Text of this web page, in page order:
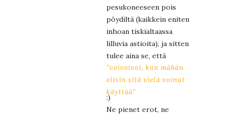
pesukoneeseen pois
pöydiltä (kaikkein eniten
inhoan tiskialtaassa
lilluvia astioita), ja sitten
tulee aina se, että
”voivoivoi, kun mähän
olisin sitä vielä voinut
käyttää”
:)
Ne pienet erot, ne